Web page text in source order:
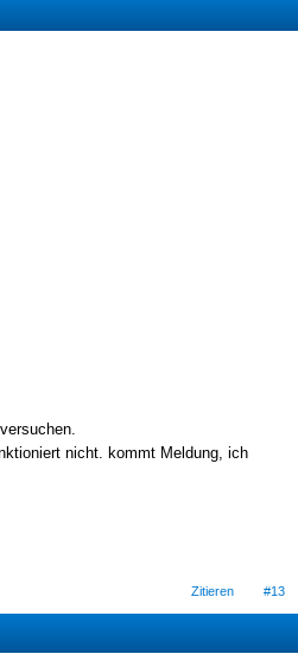
nicht. kommt Meldung, ich
Zitieren #13